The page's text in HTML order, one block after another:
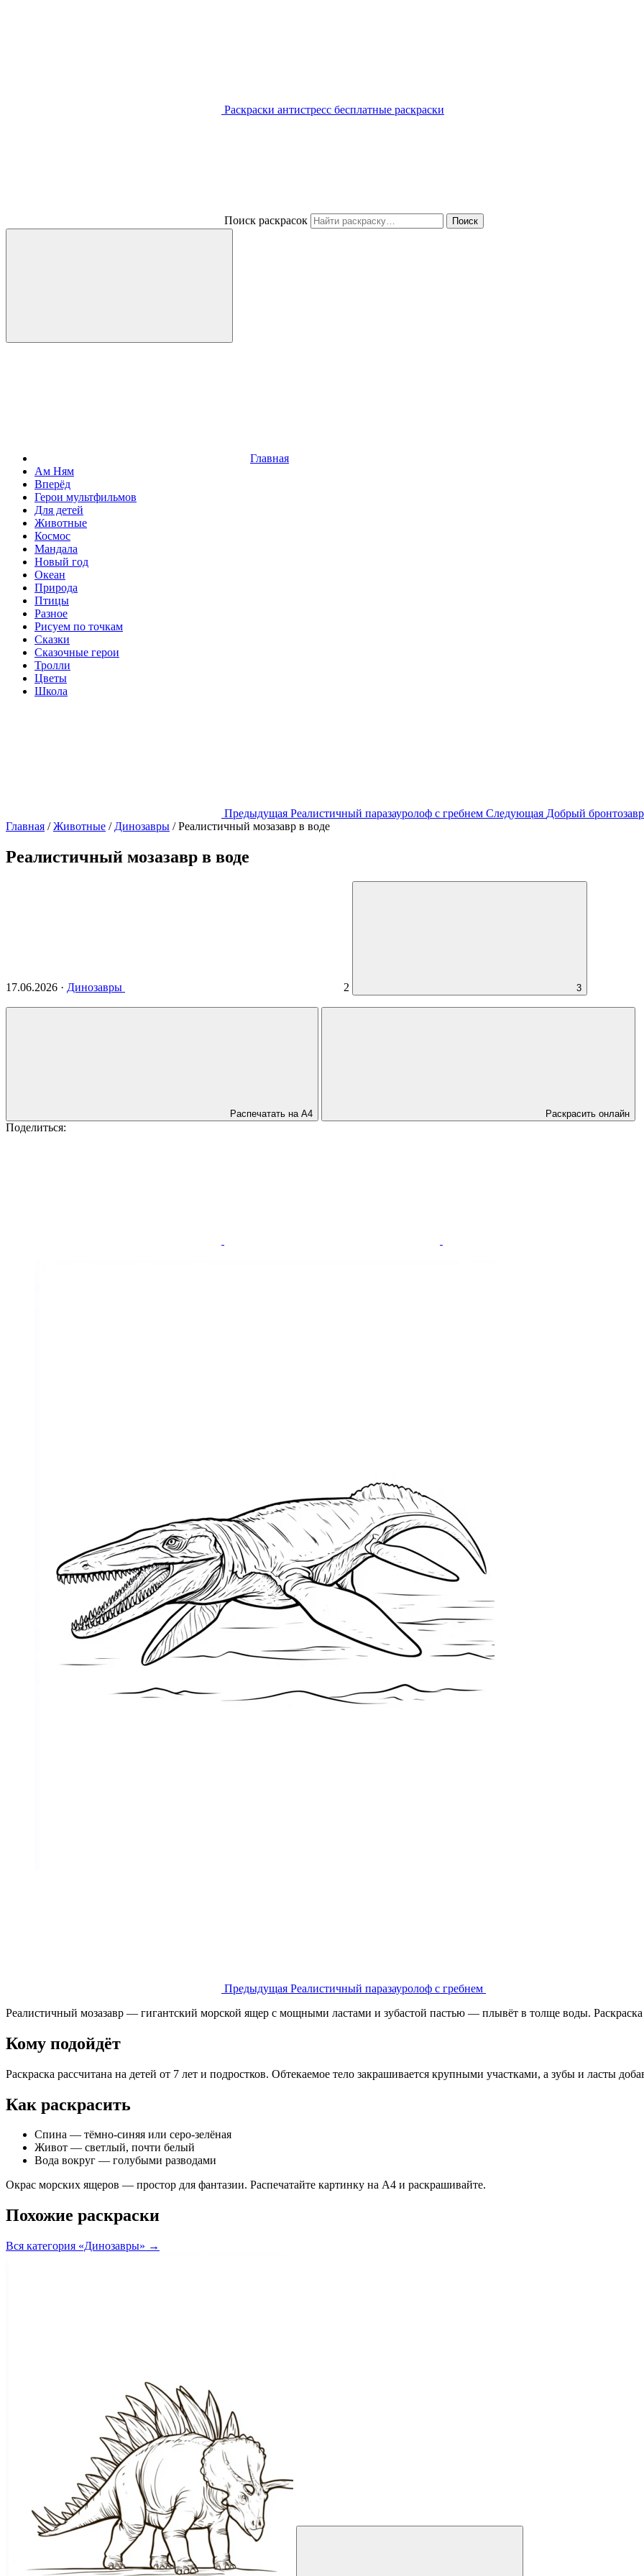
Раскраски антистресс бесплатные раскраски
Поиск раскрасок Поиск
Главная
Ам Ням
Вперёд
Герои мультфильмов
Для детей
Животные
Космос
Мандала
Новый год
Океан
Природа
Птицы
Разное
Рисуем по точкам
Сказки
Сказочные герои
Тролли
Цветы
Школа
Предыдущая Реалистичный паразауролоф с гребнем Следующая Добрый
Главная / Животные / Динозавры / Реалистичный мозазавр в воде
Реалистичный мозазавр в воде
17.06.2026 · Динозавры 2 3
Распечатать на А4 Раскрасить онлайн
Поделиться:
Предыдущая Реалистичный паразауролоф с гребнем
Реалистичный мозазавр — гигантский морской ящер с мощными ластами и зубастой пастью — плывёт в толще воды. Раскраска
Кому подойдёт
Раскраска рассчитана на детей от 7 лет и подростков. Обтекаемое тело закрашивается крупными участками, а зубы и ласты
Как раскрасить
Спина — тёмно-синяя или серо-зелёная
Живот — светлый, почти белый
Вода вокруг — голубыми разводами
Окрас морских ящеров — простор для фантазии. Распечатайте картинку на А4 и раскрашивайте.
Похожие раскраски
Вся категория «Динозавры» →